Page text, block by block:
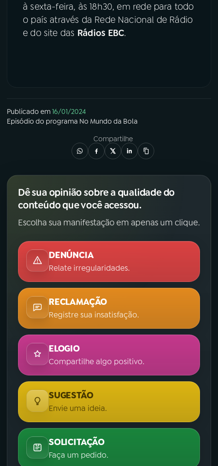
à sexta-feira, às 18h30, em rede para todo
o país através da Rede Nacional de Rádio
e do site das Rádios EBC.
Publicado em16/01/2024
Episódio do programa No Mundo da Bola
Compartilhe
Dê sua opinião sobre a qualidade do
conteúdo que você acessou.
Escolha sua manifestação em apenas um clique.
DENÚNCIA
Relate irregularidades.
RECLAMAÇÃO
Registre sua insatisfação.
ELOGIO
Compartilhe algo positivo.
SUGESTÃO
Envie uma ideia.
SOLICITAÇÃO
Faça um pedido.